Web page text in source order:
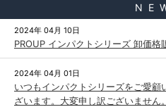
N E
2024年 04月 10日
PROUP インパクトシリーズ 卸価
2024年 04月 01日
いつもインパクトシリーズをご愛
ざいます。大変申し訳ございません